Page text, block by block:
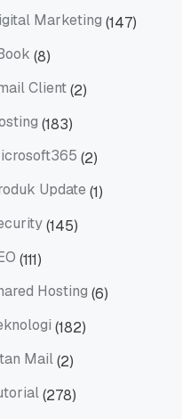
Marketing (147)
(8)
Client(2)
(183)
(2)
Update (1)
(145)
(111)
Hosting (6)
(182)
Mail(2)
(278)